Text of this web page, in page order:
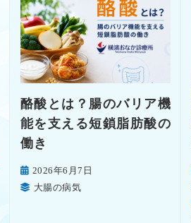
酪酸とは？腸のバリア機
能を支える短鎖脂肪酸の
働き
2026年6月7日
大腸の病気